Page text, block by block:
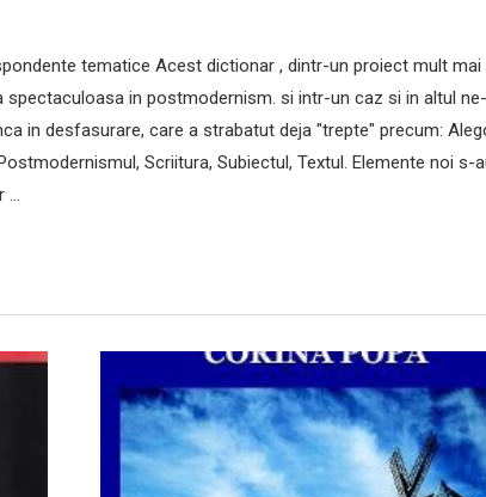
tematice Acest dictionar , dintr-un proiect mult
in postmodernism. si intr-un caz si in altul
in desfasurare, care a strabatut deja "trepte" precum:
Scriitura, Subiectul, Textul. Elemente noi
…